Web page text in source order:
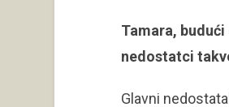
Tamara,
nedostatci
Glavni